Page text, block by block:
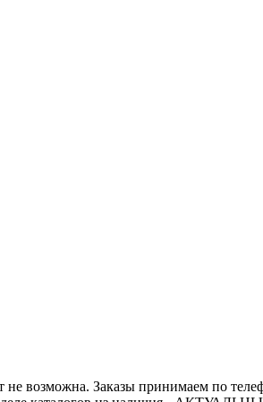
не возможна. Заказы принимаем по